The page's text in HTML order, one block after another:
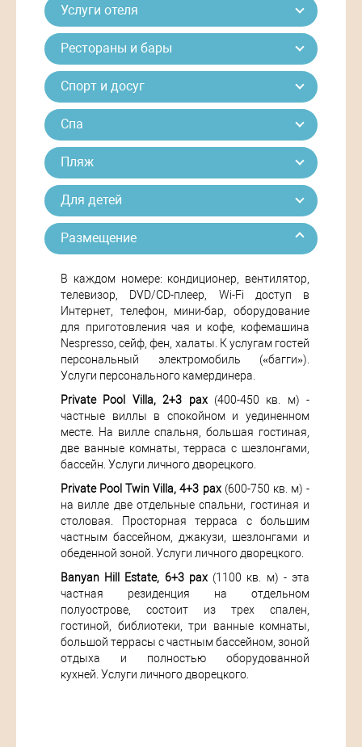
Услуги отеля
Рестораны и бары
Спорт и досуг
Спа
Пляж
Для детей
Размещение
В каждом номере: кондиционер, вентилятор,
телевизор, DVD/CD-плеер, Wi-Fi доступ в
Интернет, телефон, мини-бар, оборудование
для приготовления чая и кофе, кофемашина
Nespresso, сейф, фен, халаты. К услугам гостей
персональный электромобиль («багги»).
Услуги персонального камердинера.
Private Pool Villa, 2+3 pax(400-450 кв. м) -
частные виллы в спокойном и уединенном
месте. На вилле спальня, большая гостиная,
две ванные комнаты, терраса с шезлонгами,
бассейн. Услуги личного дворецкого.
Private Pool Twin Villa, 4+3 pax(600-750 кв. м) -
на вилле две отдельные спальни, гостиная и
столовая. Просторная терраса с большим
частным бассейном, джакузи, шезлонгами и
обеденной зоной. Услуги личного дворецкого.
Banyan Hill Estate, 6+3 pax(1100 кв. м) - эта
частная резиденция на отдельном
полуострове, состоит из трех спален,
гостиной, библиотеки, три ванные комнаты,
большой террасы с частным бассейном, зоной
отдыха и полностью оборудованной
кухней. Услуги личного дворецкого.